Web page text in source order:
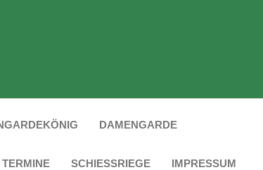
DAMENGARDE
TERMINE SCHIESSRIEGE IMPRESSUM